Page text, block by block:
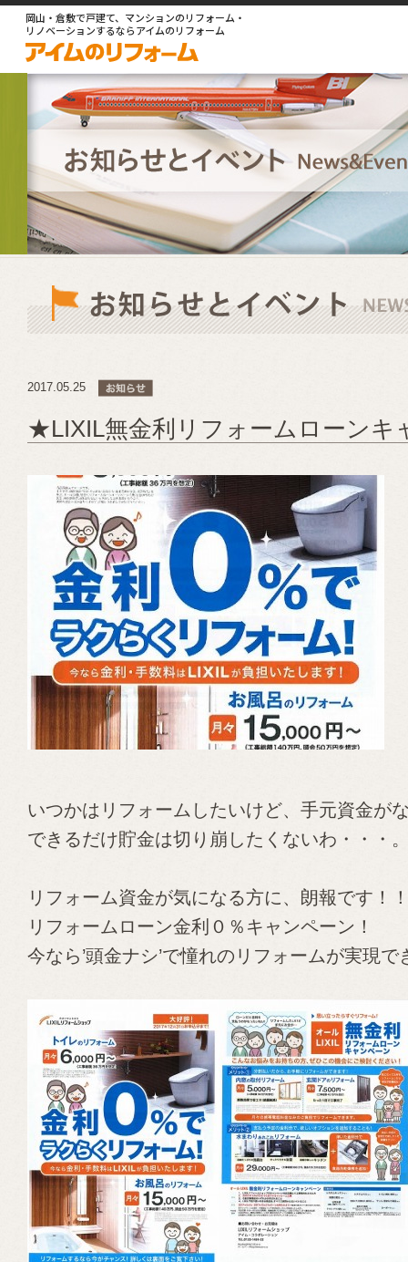
岡山・倉敷で戸建て、マンションのリフォーム・
リノベーションするならアイムのリフォーム
2017.05.25
★LIXIL無金利リフォームローン
いつかはリフォームしたいけど、手元資金が
できるだけ貯金は切り崩したくないわ・・・
リフォーム資金が気になる方に、朗報です！
リフォームローン金利０％キャンペーン！
今なら’頭金ナシ’で憧れのリフォームが実現で